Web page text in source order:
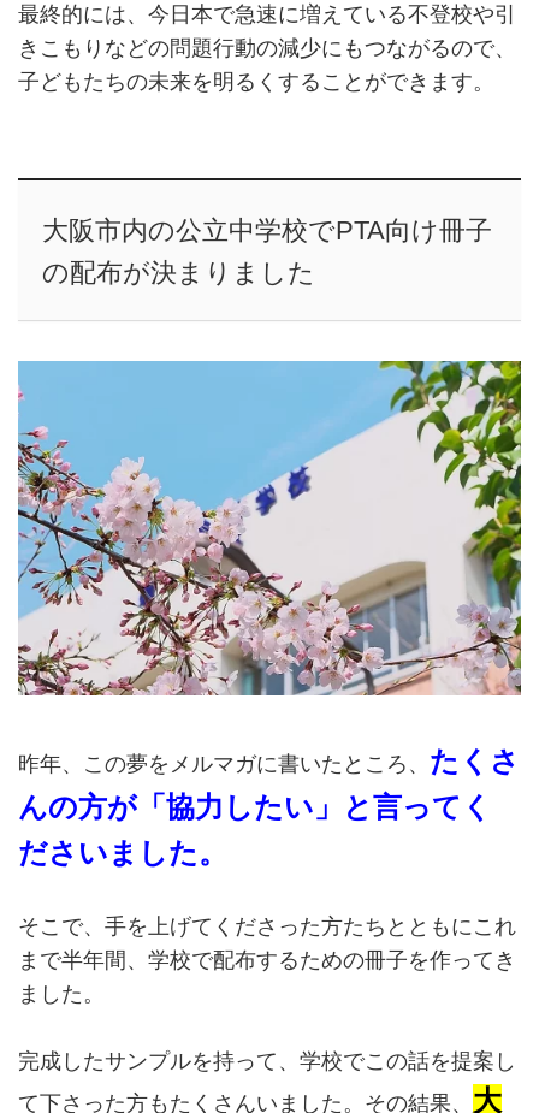
最終的には、今日本で急速に増えている不登校や引
きこもりなどの問題行動の減少にもつながるので、
子どもたちの未来を明るくすることができます。
大阪市内の公立中学校でPTA向け冊子
の配布が決まりました
昨年、この夢をメルマガに書いたところ、 たくさ
んの方が「協力したい」と言ってく
ださいました。
そこで、手を上げてくださった方たちとともにこれ
まで半年間、学校で配布するための冊子を作ってき
ました。
完成したサンプルを持って、学校でこの話を提案し
て下さった方もたくさんいました。その結果、 大